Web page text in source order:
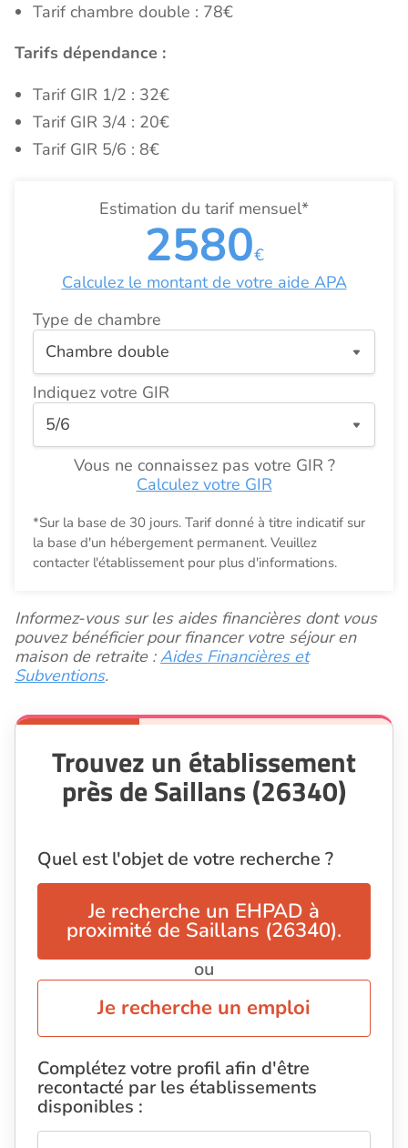
Tarif chambre double : 78€
Tarifs dépendance :
Tarif GIR 1/2 : 32€
Tarif GIR 3/4 : 20€
Tarif GIR 5/6 : 8€
Estimation du tarif mensuel*
2580€
Calculez le montant de votre aide APA
Type de chambre
Indiquez votre GIR
Vous ne connaissez pas votre GIR ?
Calculez votre GIR
*Sur la base de 30 jours. Tarif donné à titre indicatif sur
la base d'un hébergement permanent. Veuillez
contacter l'établissement pour plus d'informations.
Informez-vous sur les aides financières dont vous
pouvez bénéficier pour financer votre séjour en
maison de retraite :Aides Financières et
Subventions.
Trouvez un établissement
près de Saillans (26340)
Quel est l'objet de votre recherche ?
Je recherche un EHPAD à
proximité de Saillans (26340).
ou
Je recherche un emploi
Complétez votre profil afin d'être
recontacté par les établissements
disponibles :